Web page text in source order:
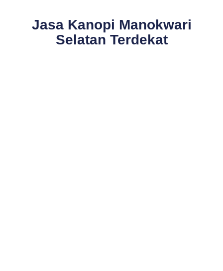
Jasa Kanopi Manokwari
Selatan Terdekat